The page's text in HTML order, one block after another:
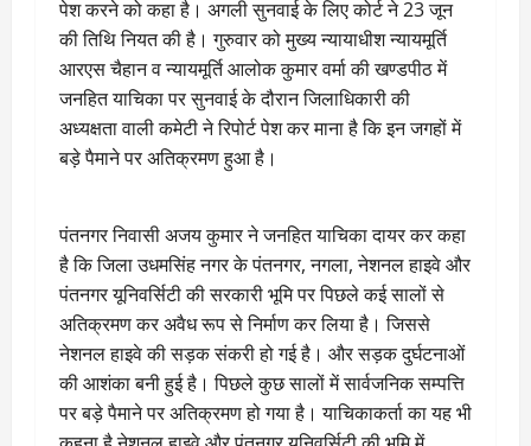
पेश करने को कहा है। अगली सुनवाई के लिए कोर्ट ने 23 जून
की तिथि नियत की है। गुरुवार को मुख्य न्यायाधीश न्यायमूर्ति
आरएस चैहान व न्यायमूर्ति आलोक कुमार वर्मा की खण्डपीठ में
जनहित याचिका पर सुनवाई के दौरान जिलाधिकारी की
अध्यक्षता वाली कमेटी ने रिपोर्ट पेश कर माना है कि इन जगहों में
बड़े पैमाने पर अतिक्रमण हुआ है।
पंतनगर निवासी अजय कुमार ने जनहित याचिका दायर कर कहा
है कि जिला उधमसिंह नगर के पंतनगर, नगला, नेशनल हाइवे और
पंतनगर यूनिवर्सिटी की सरकारी भूमि पर पिछले कई सालों से
अतिक्रमण कर अवैध रूप से निर्माण कर लिया है। जिससे
नेशनल हाइवे की सड़क संकरी हो गई है। और सड़क दुर्घटनाओं
की आशंका बनी हुई है। पिछले कुछ सालों में सार्वजनिक सम्पत्ति
पर बड़े पैमाने पर अतिक्रमण हो गया है। याचिकाकर्ता का यह भी